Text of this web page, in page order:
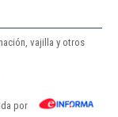
vajilla y otros
por